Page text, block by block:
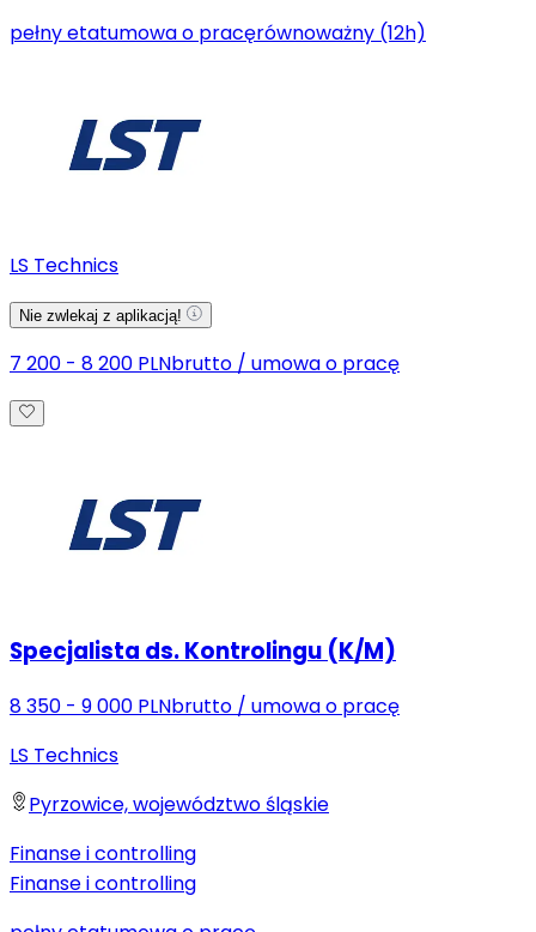
pełny etatumowa o pracęrównoważny (12h)
LS Technics
Nie zwlekaj z aplikacją!
7 200 - 8 200 PLNbrutto / umowa o pracę
Specjalista ds. Kontrolingu (K/M)
8 350 - 9 000 PLNbrutto / umowa o pracę
LS Technics
Pyrzowice, województwo śląskie
Finanse i controlling
Finanse i controlling